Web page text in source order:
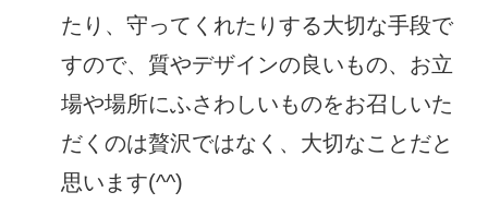
たり、守ってくれたりする大切な手段で
すので、質やデザインの良いもの、お立
場や場所にふさわしいものをお召しいた
だくのは贅沢ではなく、大切なことだと
思います(^^)